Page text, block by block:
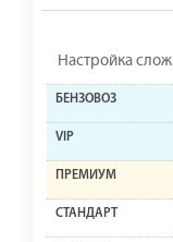
Настройка